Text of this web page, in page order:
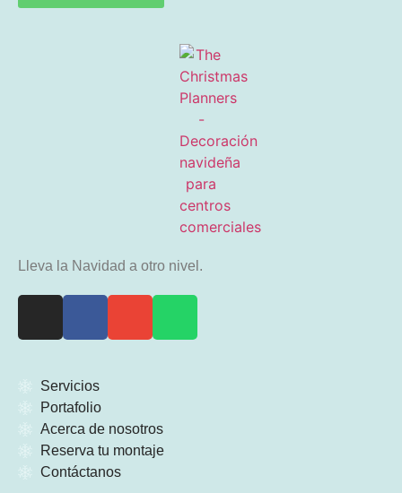
Lleva la Navidad a otro nivel.
Servicios
Portafolio
Acerca de nosotros
Reserva tu montaje
Contáctanos